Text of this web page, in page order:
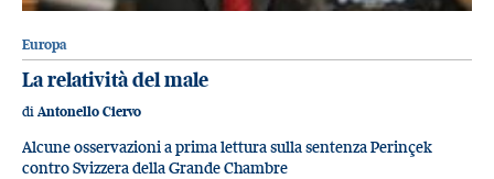
Europa
La relatività del male
di Antonello Ciervo
Alcune osservazioni a prima lettura sulla sentenza Perinçek
contro Svizzera della Grande Chambre